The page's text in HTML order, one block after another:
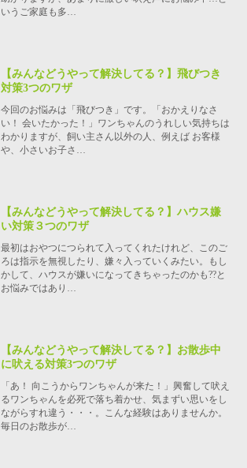
いうご家庭も多…
【みんなどうやって解決してる？】飛びつき
対策3つのワザ
今回のお悩みは「飛びつき」です。「おかえりなさ
い！ 会いたかった！」ワンちゃんのうれしい気持ちは
わかりますが、飼い主さん以外の人、例えば お客様
や、小さいお子さ…
【みんなどうやって解決してる？】ハウス嫌
い対策３つのワザ
最初はおやつにつられて入ってくれたけれど、このご
ろは指示を無視したり、嫌々入っていくみたい。もし
かして、ハウスが嫌いになってきちゃったのかも??と
お悩みではあり…
【みんなどうやって解決してる？】お散歩中
に吠える対策3つのワザ
「あ！ 向こうからワンちゃんが来た！」興奮して吠え
るワンちゃんを必死で落ち着かせ、気まずい思いをし
ながらすれ違う・・・。こんな経験はありませんか。
毎日のお散歩が…